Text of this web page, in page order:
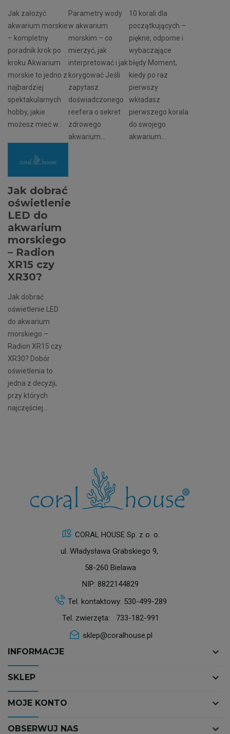
Jak założyć
akwarium morskie
– kompletny
poradnik krok po
kroku Akwarium
morskie to jedno z
najbardziej
spektakularnych
hobby, jakie
możesz mieć w...
Parametry wody
w akwarium
morskim – co
mierzyć, jak
interpretować i jak
korygować Jeśli
zapytasz
doświadczonego
reefera o sekret
zdrowego
akwarium...
10 korali dla
początkujących –
piękne, odporne i
wybaczające
błędy Moment,
kiedy po raz
pierwszy
wkładasz
pierwszego korala
do swojego
akwarium...
Jak dobrać
oświetlenie
LED do
akwarium
morskiego
– Radion
XR15 czy
XR30?
Jak dobrać
oświetlenie LED
do akwarium
morskiego –
Radion XR15 czy
XR30? Dobór
oświetlenia to
jedna z decyzji,
przy których
najczęściej...
CORAL HOUSE Sp. z o. o.
ul. Władysława Grabskiego 9,
58-260 Bielawa
NIP: 8822144829
Tel. kontaktowy: 530-499-289
Tel. zwierzęta: 733-182-991
sklep@coralhouse.pl
INFORMACJE keyboard_arrow_down
SKLEP keyboard_arrow_down
MOJE KONTO keyboard_arrow_down
OBSERWUJ NAS keyboard_arrow_down